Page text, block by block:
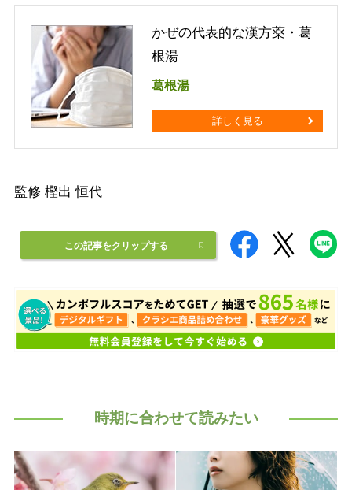
かぜの代表的な漢方薬・葛
根湯
葛根湯
詳しく見る
監修 樫出 恒代
この記事をクリップする
時期に合わせて読みたい